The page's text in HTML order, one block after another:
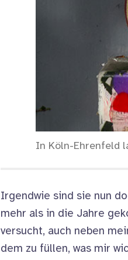
In Köln-Ehrenfeld
Irgendwie sind sie nun
mehr als in die Jahre
versucht, auch neben
dem zu füllen, was mir